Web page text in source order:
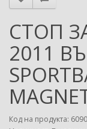
СТОП
2011
Код на продукта: